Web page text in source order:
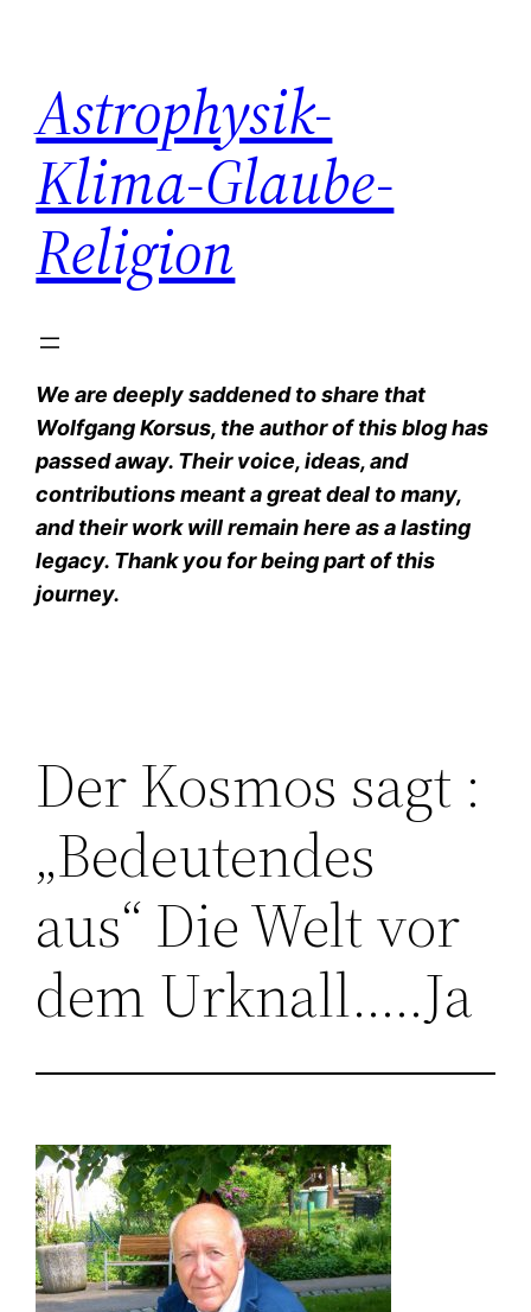
springen
Astrophysik-
Klima-Glaube-
Religion
We are deeply saddened to share that
Wolfgang Korsus, the author of this blog has
passed away. Their voice, ideas, and
contributions meant a great deal to many,
and their work will remain here as a lasting
legacy. Thank you for being part of this
journey.
Der Kosmos sagt :
„Bedeutendes
aus“ Die Welt vor
dem Urknall…..Ja